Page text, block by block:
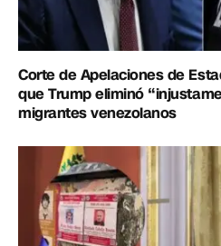
Corte de Apelaciones de
que Trump eliminó
migrantes venezolanos